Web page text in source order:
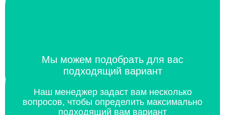
Мы можем подобрать для вас
подходящий вариант
Наш менеджер задаст вам несколько
вопросов, чтобы определить максимально
подходящий вам вариант